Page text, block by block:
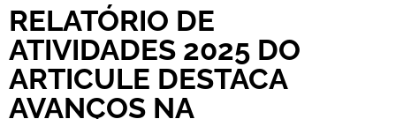
RELATÓRIO DE
ATIVIDADES 2025 DO
ARTICULE DESTACA
AVANÇOS NA